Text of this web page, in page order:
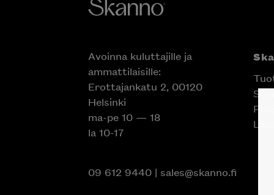
Avoinna kuluttajille ja
ammattilaisille:
Erottajankatu 2, 00120
Helsinki
ma-pe 10 — 18
la 10-17
09 612 9440| sales@skanno.fi